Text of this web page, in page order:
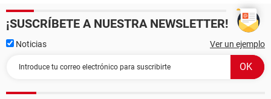
¡SUSCRÍBETE A NUESTRA NEWSLETTER!
Noticias Ver un ejemplo